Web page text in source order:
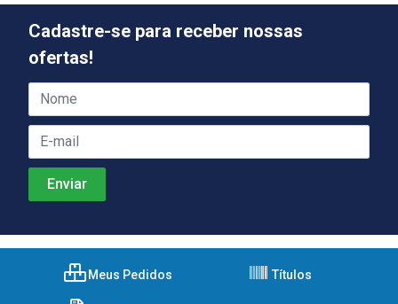
Cadastre-se para receber nossas
ofertas!
Meus Pedidos Títulos